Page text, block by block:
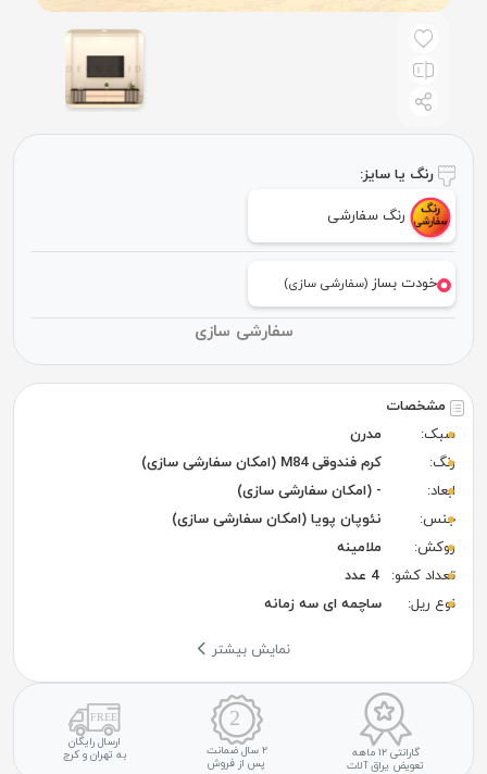
مشخصات
سبک:
مدرن
رنگ:
کرم فندوقی M84 (امکان سفارشی سازی)
ابعاد:
- (امکان سفارشی سازی)
جنس:
نئوپان پویا (امکان سفارشی سازی)
روکش:
ملامینه
تعداد کشو:
4 عدد
نوع ریل:
ساچمه ای سه زمانه
نمایش بیشتر
گارانتی ۱۲ ماهه
تعویض یراق آلات
۲ سال ضمانت
پس از فروش
ارسال رایگان
به تهران و کرج
رنگ یا سایز:
رنگ سفارشی
خودت بساز(سفارشی سازی)
سفارشی سازی